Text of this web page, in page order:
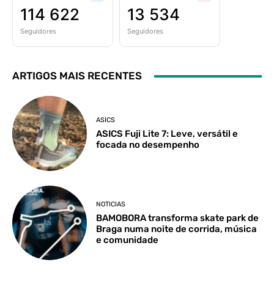
114 622
Seguidores
13 534
Seguidores
ARTIGOS MAIS RECENTES
ASICS
ASICS Fuji Lite 7: Leve, versátil e
focada no desempenho
NOTICIAS
BAMOBORA transforma skate park de
Braga numa noite de corrida, música
e comunidade